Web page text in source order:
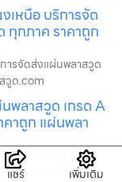
เหนือ บริการจัด
ทุกภาค ราคาถูก
ารจัดส่งแผ่นพลาสวูด
วูด.com
พลาสวูด เกรด A
คาถูก แผ่นพลา
กรด A สำหรับงาน
—บริการจำหน่า
แชร์ เพิ่มเติม